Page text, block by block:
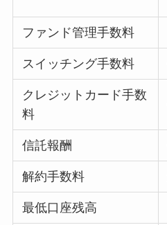
ファンド管理手数料
スイッチング手数料
クレジットカード手数
料
信託報酬
解約手数料
最低口座残高